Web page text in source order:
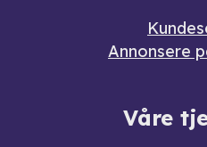
Annonsere
Våre